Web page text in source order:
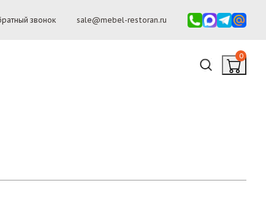
звонок sale@mebel-restoran.ru
0